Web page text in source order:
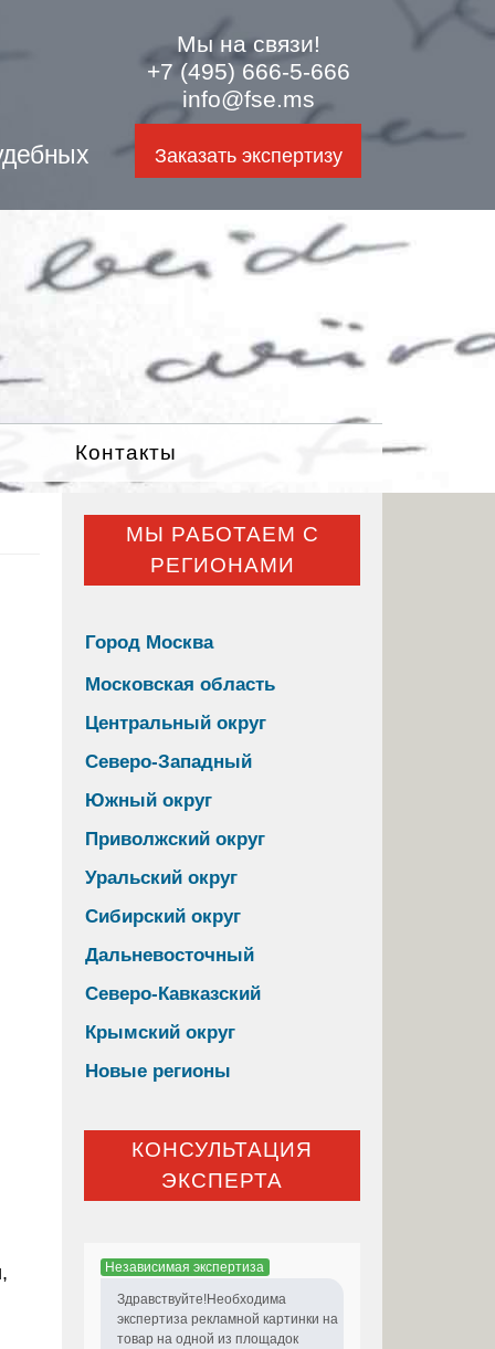
Мы на связи!
+7 (495) 666-5-666
info@fse.ms
Заказать экспертизу
Контакты
МЫ РАБОТАЕМ С
РЕГИОНАМИ
Город Москва
Московская область
Центральный округ
Северо-Западный
Южный округ
Приволжский округ
Уральский округ
Сибирский округ
Дальневосточный
Северо-Кавказский
Крымский округ
Новые регионы
КОНСУЛЬТАЦИЯ
ЭКСПЕРТА
Независимая экспертиза
Здравствуйте!Необходима
экспертиза рекламной картинки на
товар на одной из площадок